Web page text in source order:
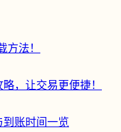
法！
，让交易更便捷！
账时间一览